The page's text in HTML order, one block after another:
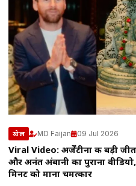
खेल MD Faijan 09 Jul 2026
Viral Video: अर्जेंटीना की बड़ी
और अनंत अंबानी का पुराना
मिनट को माना चमत्कार